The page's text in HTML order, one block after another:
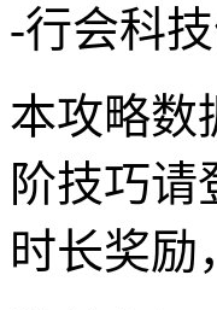
-行会科
本攻略数
阶技巧
时长奖